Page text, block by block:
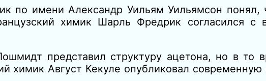
по имени Александр Уильям Уильямсон понял,
химик Шарль Фредрик согласился с
представил структуру ацетона, но в то
химик Август Кекуле опубликовал